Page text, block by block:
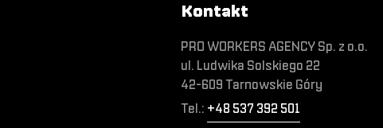
Kontakt
PRO WORKERS AGENCY Sp. z o.o.
ul. Ludwika Solskiego 22
42-609 Tarnowskie Góry
Tel.: +48 537 392 501